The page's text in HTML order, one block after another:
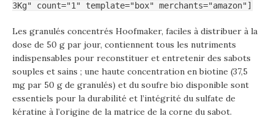
3Kg" count="1" template="box" merchants="amazon"]
Les granulés concentrés Hoofmaker, faciles à distribuer à la
dose de 50 g par jour, contiennent tous les nutriments
indispensables pour reconstituer et entretenir des sabots
souples et sains ; une haute concentration en biotine (37,5
mg par 50 g de granulés) et du soufre bio disponible sont
essentiels pour la durabilité et l’intégrité du sulfate de
kératine à l’origine de la matrice de la corne du sabot.